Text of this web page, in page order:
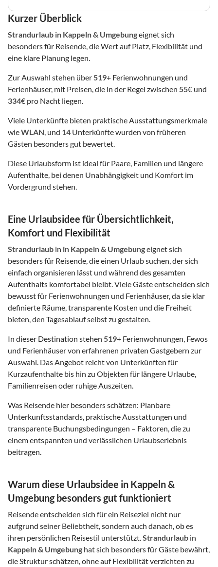
Kurzer Überblick
Strandurlaub in Kappeln & Umgebungeignet sich
besonders für Reisende, die Wert auf Platz, Flexibilität und
eine klare Planung legen.
Zur Auswahl stehen über519+ Ferienwohnungen und
Ferienhäuser, mit Preisen, die in der Regel zwischen 55€ und
334€ pro Nacht liegen.
Viele Unterkünfte bieten praktische Ausstattungsmerkmale
wieWLAN, und 14 Unterkünfte wurden von früheren
Gästen besonders gut bewertet.
Diese Urlaubsform ist ideal für Paare, Familien und längere
Aufenthalte, bei denen Unabhängigkeit und Komfort im
Vordergrund stehen.
Eine Urlaubsidee für Übersichtlichkeit,
Komfort und Flexibilität
Strandurlaub in in Kappeln & Umgebungeignet sich
besonders für Reisende, die einen Urlaub suchen, der sich
einfach organisieren lässt und während des gesamten
Aufenthalts komfortabel bleibt. Viele Gäste entscheiden sich
bewusst für Ferienwohnungen und Ferienhäuser, da sie klar
definierte Räume, transparente Kosten und die Freiheit
bieten, den Tagesablauf selbst zu gestalten.
In dieser Destination stehen 519+ Ferienwohnungen, Fewos
und Ferienhäuser von erfahrenen privaten Gastgebern zur
Auswahl. Das Angebot reicht von Unterkünften für
Kurzaufenthalte bis hin zu Objekten für längere Urlaube,
Familienreisen oder ruhige Auszeiten.
Was Reisende hier besonders schätzen: Planbare
Unterkunftsstandards, praktische Ausstattungen und
transparente Buchungsbedingungen – Faktoren, die zu
einem entspannten und verlässlichen Urlaubserlebnis
beitragen.
Warum diese Urlaubsidee in Kappeln &
Umgebung besonders gut funktioniert
Reisende entscheiden sich für ein Reiseziel nicht nur
aufgrund seiner Beliebtheit, sondern auch danach, ob es
ihren persönlichen Reisestil unterstützt.Strandurlaub in
Kappeln & Umgebung hat sich besonders für Gäste bewährt,
die Struktur schätzen, ohne auf Flexibilität verzichten zu